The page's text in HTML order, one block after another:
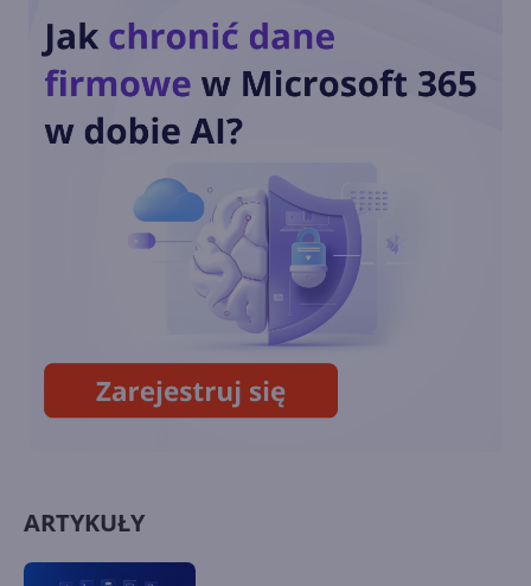
Microsoft Ignite 2024
Jak zarabia Microsoft? Raport
podsumowanie roku
Microsoft i Google pobierają
więcej prądu niż ponad 100
krajów
ARTYKUŁY